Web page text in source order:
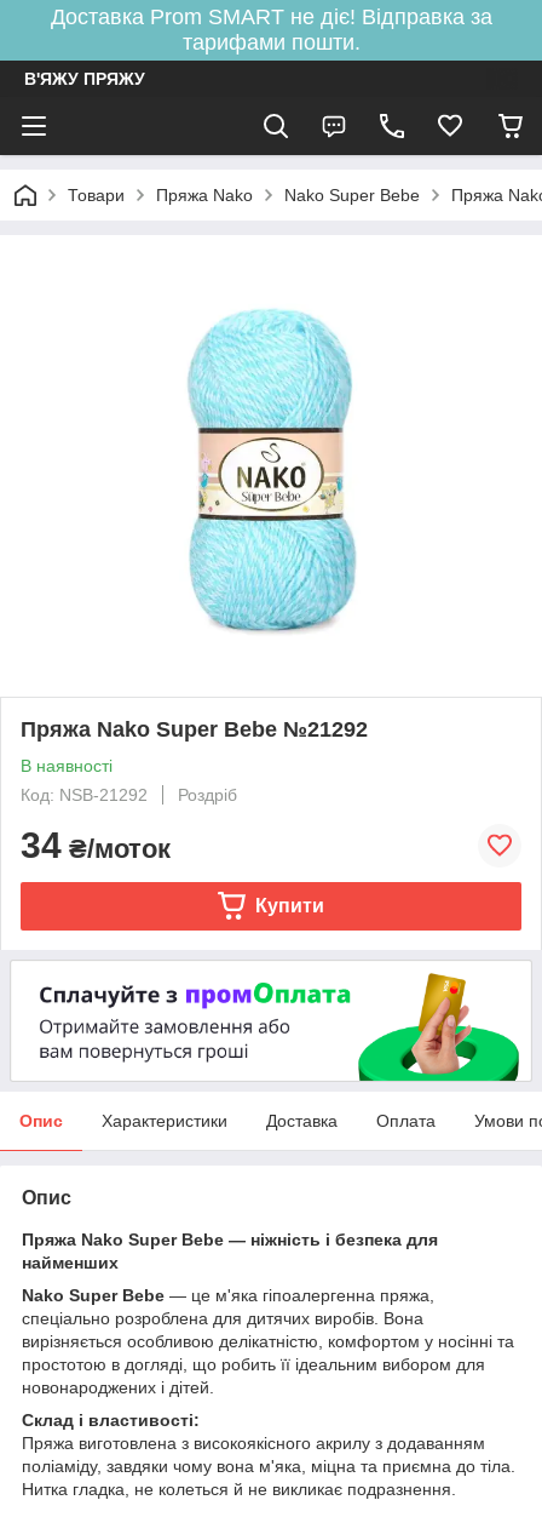
Доставка Prom SMART не діє! Відправка за
тарифами пошти.
В'ЯЖУ ПРЯЖУ
Товари Пряжа Nako Nako Super Bebe Пряжа
Пряжа Nako Super Bebe №21292
В наявності
Код: NSB-21292
Роздріб
34 ₴/моток
Купити
Опис Характеристики Доставка Оплата Умови
Опис
Пряжа Nako Super Bebe — ніжність і безпека для
найменших
Nako Super Bebe — це м'яка гіпоалергенна пряжа,
спеціально розроблена для дитячих виробів. Вона
вирізняється особливою делікатністю, комфортом у носінні та
простотою в догляді, що робить її ідеальним вибором для
новонароджених і дітей.
Склад і властивості:
Пряжа виготовлена з високоякісного акрилу з додаванням
поліаміду, завдяки чому вона м'яка, міцна та приємна до тіла.
Нитка гладка, не колеться й не викликає подразнення.